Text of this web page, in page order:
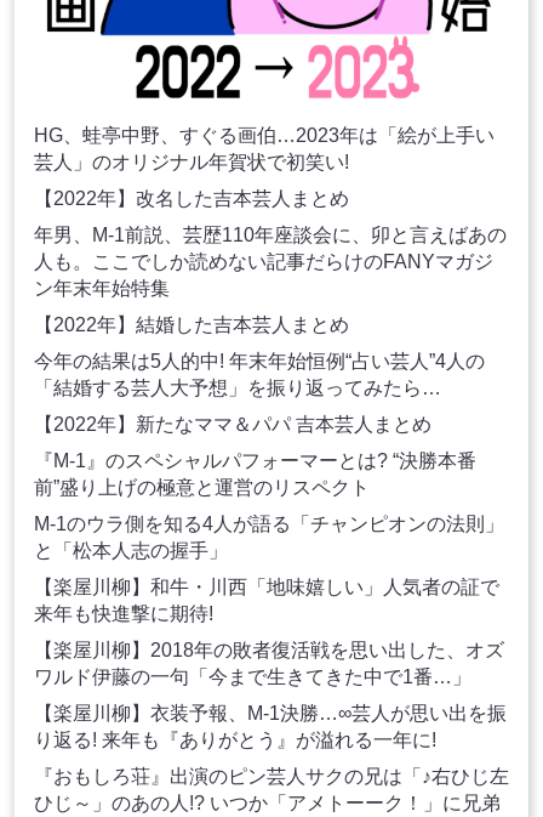
HG、蛙亭中野、すぐる画伯…2023年は「絵が上手い
芸人」のオリジナル年賀状で初笑い!
【2022年】改名した吉本芸人まとめ
年男、M-1前説、芸歴110年座談会に、卯と言えばあの
人も。ここでしか読めない記事だらけのFANYマガジ
ン年末年始特集
【2022年】結婚した吉本芸人まとめ
今年の結果は5人的中! 年末年始恒例“占い芸人”4人の
「結婚する芸人大予想」を振り返ってみたら…
【2022年】新たなママ＆パパ 吉本芸人まとめ
『M-1』のスペシャルパフォーマーとは? “決勝本番
前”盛り上げの極意と運営のリスペクト
M-1のウラ側を知る4人が語る「チャンピオンの法則」
と「松本人志の握手」
【楽屋川柳】和牛・川西「地味嬉しい」人気者の証で
来年も快進撃に期待!
【楽屋川柳】2018年の敗者復活戦を思い出した、オズ
ワルド伊藤の一句「今まで生きてきた中で1番…」
【楽屋川柳】衣装予報、M-1決勝…∞芸人が思い出を振
り返る! 来年も『ありがとう』が溢れる一年に!
『おもしろ荘』出演のピン芸人サクの兄は「♪右ひじ左
ひじ～」のあの人!? いつか「アメトーーク！」に兄弟